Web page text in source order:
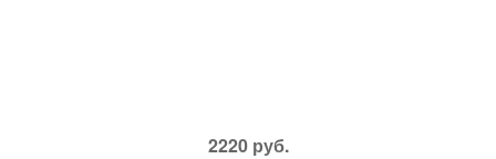
2220 руб.